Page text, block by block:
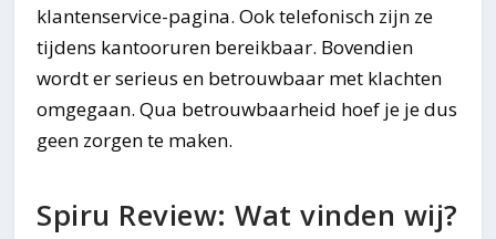
klantenservice-pagina. Ook telefonisch zijn ze
tijdens kantooruren bereikbaar. Bovendien
wordt er serieus en betrouwbaar met klachten
omgegaan. Qua betrouwbaarheid hoef je je dus
geen zorgen te maken.
Spiru Review: Wat vinden wij?